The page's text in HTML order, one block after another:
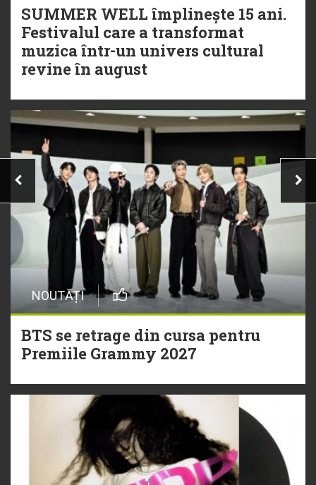
SUMMER WELL împlinește 15 ani.
Festivalul care a transformat
muzica într-un univers cultural
revine în august
NOUTĂȚI
BTS se retrage din cursa pentru
Premiile Grammy 2027